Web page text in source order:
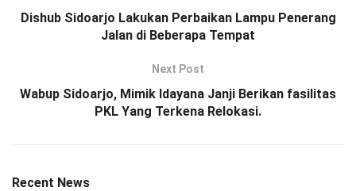
Dishub Sidoarjo Lakukan Perbaikan Lampu Penerang
Jalan di Beberapa Tempat
Next Post
Wabup Sidoarjo, Mimik Idayana Janji Berikan fasilitas
PKL Yang Terkena Relokasi.
Recent News